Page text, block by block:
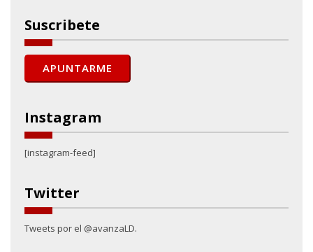
Suscribete
Instagram
[instagram-feed]
Twitter
Tweets por el @avanzaLD.